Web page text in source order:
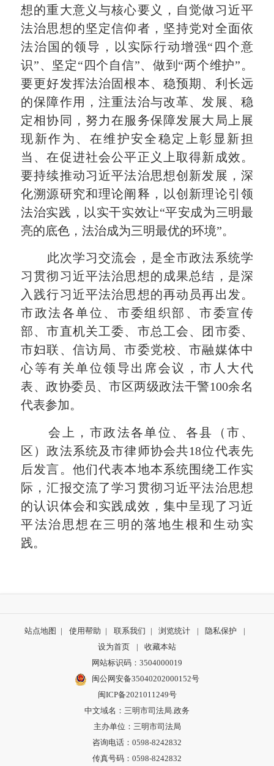
想的重大意义与核心要义，自觉做习近平
法治思想的坚定信仰者，坚持党对全面依
法治国的领导，以实际行动增强“四个意
识”、坚定“四个自信”、做到“两个维护”。
要更好发挥法治固根本、稳预期、利长远
的保障作用，注重法治与改革、发展、稳
定相协同，努力在服务保障发展大局上展
现新作为、在维护安全稳定上彰显新担
当、在促进社会公平正义上取得新成效。
要持续推动习近平法治思想创新发展，深
化溯源研究和理论阐释，以创新理论引领
法治实践，以实干实效让“平安成为三明最
亮的底色，法治成为三明最优的环境”。
此次学习交流会，是全市政法系统学
习贯彻习近平法治思想的成果总结，是深
入践行习近平法治思想的再动员再出发。
市政法各单位、市委组织部、市委宣传
部、市直机关工委、市总工会、团市委、
市妇联、信访局、市委党校、市融媒体中
心等有关单位领导出席会议，市人大代
表、政协委员、市区两级政法干警100余名
代表参加。
会上，市政法各单位、各县（市、
区）政法系统及市律师协会共18位代表先
后发言。他们代表本地本系统围绕工作实
际，汇报交流了学习贯彻习近平法治思想
的认识体会和实践成效，集中呈现了习近
平法治思想在三明的落地生根和生动实
践。
站点地图 | 使用帮助 | 联系我们 | 浏览统计 | 隐私保护
|
设为首页
|
收藏本站
网站标识码：3504000019
闽公网安备35040202000152号
闽ICP备2021011249号
中文域名：三明市司法局.政务
主办单位：三明市司法局
咨询电话：0598-8242832
传真号码：0598-8242832